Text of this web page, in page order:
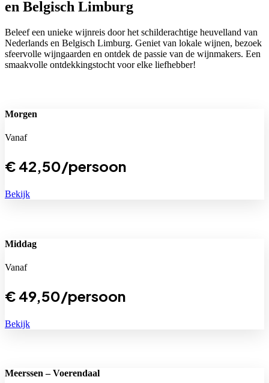
en Belgisch Limburg
Beleef een unieke wijnreis door het schilderachtige heuvelland van
Nederlands en Belgisch Limburg. Geniet van lokale wijnen, bezoek
sfeervolle wijngaarden en ontdek de passie van de wijnmakers. Een
smaakvolle ontdekkingstocht voor elke liefhebber!
Morgen
Vanaf
€ 42,50/persoon
Bekijk
Middag
Vanaf
€ 49,50/persoon
Bekijk
Meerssen – Voerendaal